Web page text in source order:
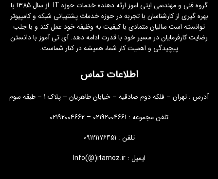
گروه فنی و مهندسی ایتی اموز ارئه دهنده خدمات حوزه IT از سال 1385 با
بهره گیری از کارشناسان با تجربه در حوزه خدمات پشتیبانی شبکه و کامپیوتر
توانسته است سالیان متمادی با کیفیت به وظیفه خود عمل کند و با جلب
رضایت کارفرمایان در مسیر خود با قدرت ادامه دهد. آی تی آموز با دانستن
پیچیدگی و اهمیت کار شما، همیشه در کنار شماست.
اطلاعات تماس
آدرس : تهران – فلکه دوم صادقیه – خیابان طاهریان – پلاک 1 – طبقه سوم
تلفن مجموعه : 02192004661 – 02192004662
تلفن : 09121176451
ایمیل : Info(@)itamoz.ir